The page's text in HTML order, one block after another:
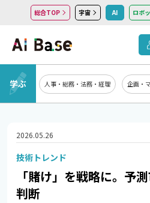
総合TOP 宇宙 AI ロボ
学ぶ 人事・総務・法務・経理 企画・
2026.05.26
技術トレンド
「賭け」を戦略に。予
判断